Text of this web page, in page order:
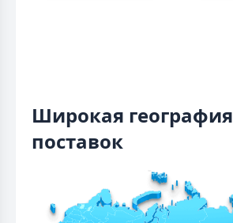
Широкая география
поставок